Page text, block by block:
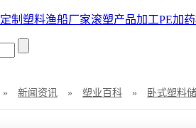
制 塑料渔船厂家滚塑产品加工PE加
» 新闻资讯 » 塑业百科 » 卧式塑料